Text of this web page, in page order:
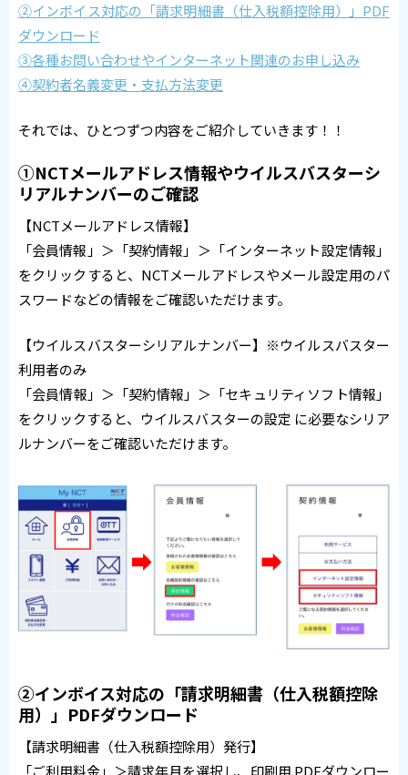
②インボイス対応の「請求明細書（仕入税額控除用）」PDF
ダウンロード
③各種お問い合わせやインターネット関連のお申し込み
④契約者名義変更・支払方法変更
それでは、ひとつずつ内容をご紹介していきます！！
①NCTメールアドレス情報やウイルスバスターシ
リアルナンバーのご確認
【NCTメールアドレス情報】
「会員情報」＞「契約情報」＞「インターネット設定情報」
をクリックすると、NCTメールアドレスやメール設定用のパ
スワードなどの情報をご確認いただけます。
【ウイルスバスターシリアルナンバー】※ウイルスバスター
利用者のみ
「会員情報」＞「契約情報」＞「セキュリティソフト情報」
をクリックすると、ウイルスバスターの設定 に必要なシリア
ルナンバーをご確認いただけます。
②インボイス対応の「請求明細書（仕入税額控除
用）」PDFダウンロード
【請求明細書（仕入税額控除用）発行】
「ご利用料金」＞請求年月を選択し、印刷用 PDFダウンロー